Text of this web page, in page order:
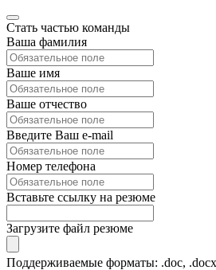
Стать частью команды
Ваша фамилия
Ваше имя
Ваше отчество
Введите Ваш e-mail
Номер телефона
Вставьте ссылку на резюме
Загрузите файл резюме
Поддерживаемые форматы: .doc,